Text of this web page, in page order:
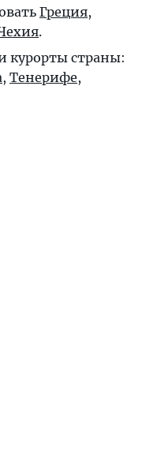
Греция,
.
курорты страны:
, Тенерифе,